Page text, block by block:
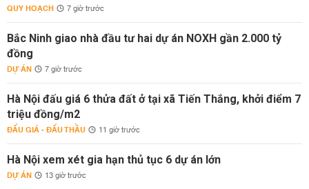
QUY HOẠCH 7 giờ trước
Bắc Ninh giao nhà đầu tư hai dự án NOXH gần 2.000 tỷ
đồng
DỰ ÁN 7 giờ trước
Hà Nội đấu giá 6 thửa đất ở tại xã Tiến Thắng, khởi điểm 7
triệu đồng/m2
ĐẤU GIÁ - ĐẤU THẦU 11 giờ trước
Hà Nội xem xét gia hạn thủ tục 6 dự án lớn
DỰ ÁN 13 giờ trước